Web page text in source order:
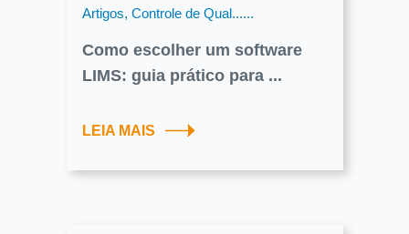
Artigos, Controle de Qual......
Como escolher um software
LIMS: guia prático para ...
LEIA MAIS